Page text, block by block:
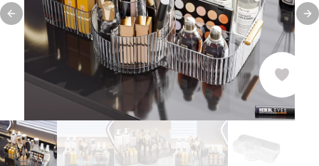
Previous slide